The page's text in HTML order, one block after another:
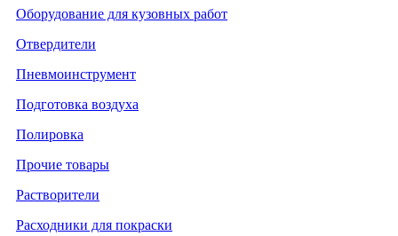
Оборудование для кузовных работ
Отвердители
Пневмоинструмент
Подготовка воздуха
Полировка
Прочие товары
Растворители
Расходники для покраски